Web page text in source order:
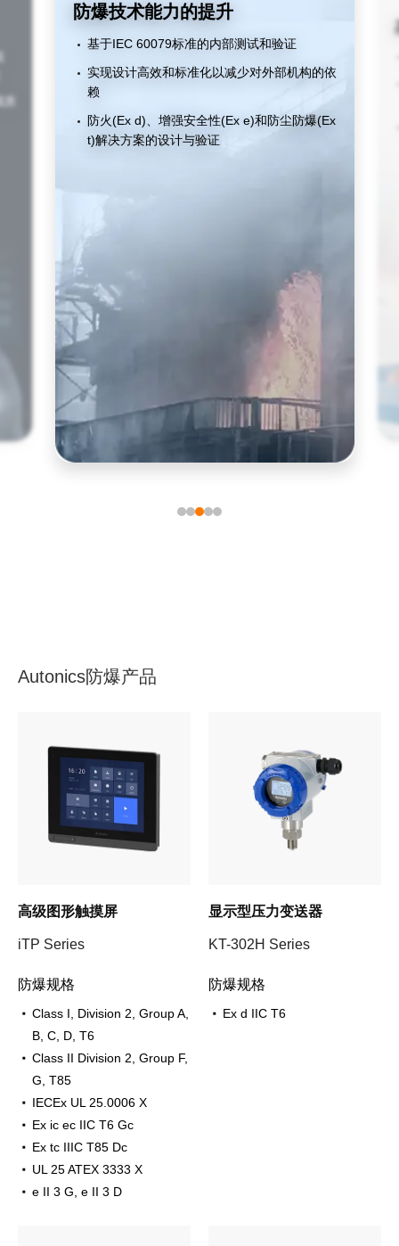
防爆技术能力的提升
基于IEC 60079标准的内部测试和验证
实现设计高效和标准化以减少对外部机构的依
赖
防火(Ex d)、增强安全性(Ex e)和防尘防爆(Ex
t)解决方案的设计与验证
Autonics防爆产品
高级图形触摸屏
iTP Series
防爆规格
Class I, Division 2, Group A,
B, C, D, T6
Class II Division 2, Group F,
G, T85
IECEx UL 25.0006 X
Ex ic ec IIC T6 Gc
Ex tc IIIC T85 Dc
UL 25 ATEX 3333 X
e II 3 G, e II 3 D
显示型压力变送器
KT-302H Series
防爆规格
Ex d IIC T6